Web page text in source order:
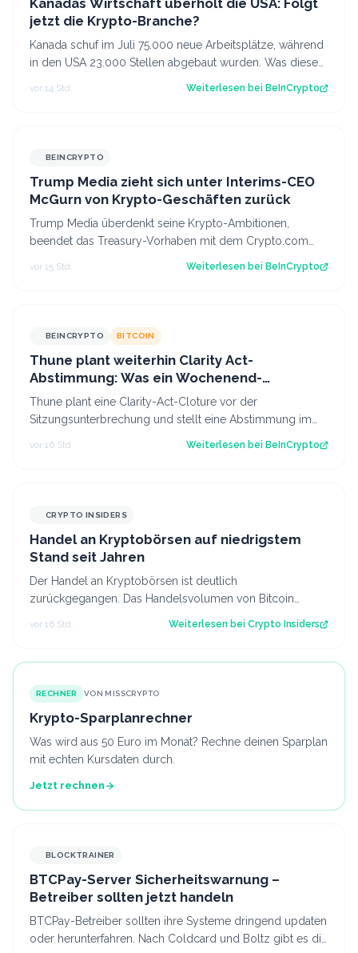
jetzt die Krypto-Branche?
Kanada schuf im Juli 75.000 neue Arbeitsplätze, während
in den USA 23.000 Stellen abgebaut wurden. Was diese
vor 14 Std. Weiterlesen bei BeInCrypto
BEINCRYPTO
Trump Media zieht sich unter Interims-CEO
McGurn von Krypto-Geschäften zurück
Trump Media überdenkt seine Krypto-Ambitionen,
beendet das Treasury-Vorhaben mit dem Crypto.com
vor 15 Std. Weiterlesen bei BeInCrypto
BEINCRYPTO BITCOIN
Thune plant weiterhin Clarity Act-
Abstimmung: Was ein Wochenend-
Überraschung für Bitcoin bedeuten könnte
Thune plant eine Clarity-Act-Cloture vor der
Sitzungsunterbrechung und stellt eine Abstimmung im
Senat im September in Aussicht, während die…
vor 16 Std. Weiterlesen bei BeInCrypto
CRYPTO INSIDERS
Handel an Kryptobörsen auf niedrigstem
Stand seit Jahren
Der Handel an Kryptobörsen ist deutlich
zurückgegangen. Das Handelsvolumen von Bitcoin
vor 16 Std. Weiterlesen bei Crypto Insiders
RECHNER VON MISSCRYPTO
Krypto-Sparplanrechner
Was wird aus 50 Euro im Monat? Rechne deinen Sparplan
mit echten Kursdaten durch.
Jetzt rechnen
BLOCKTRAINER
BTCPay-Server Sicherheitswarnung –
Betreiber sollten jetzt handeln
BTCPay-Betreiber sollten ihre Systeme dringend updaten
oder herunterfahren. Nach Coldcard und Boltz gibt es die